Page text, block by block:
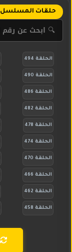
حلقات المسلسل
الحلقة 494
الحلقة 490
الحلقة 486
الحلقة 482
الحلقة 478
الحلقة 474
الحلقة 470
الحلقة 466
الحلقة 462
الحلقة 458